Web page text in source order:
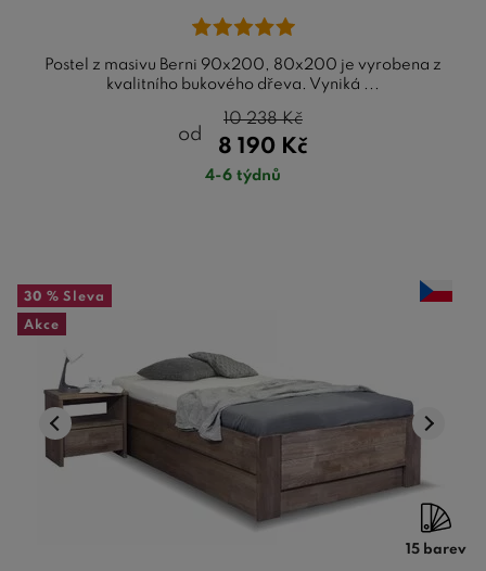
Postel z masivu Berni 90x200, 80x200 je vyrobena z
kvalitního bukového dřeva. Vyniká ...
od
8 190 Kč
10 238Kč
4-6 týdnů
30 % Sleva
Akce
15 barev